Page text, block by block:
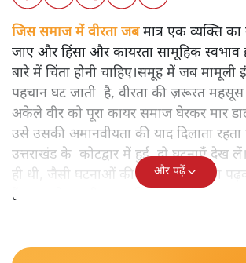
जिस समाज में वीरता जबमात्र एक व्यक्ति
जाए और हिंसा और कायरता सामूहिक
बारे में चिंता होनी चाहिए।समूह में जब मामूली
पहचान घट जाती है, वीरता की ज़रूरत
अकेले वीर को पूरा कायर समाज घेरकर मार
उसे उसकी अमानवीयता की याद दिलाता रहता
उत्तराखंड के कोटद्वार में हुई दो घटनाएँ देख
ही थी, जैसी घटनाओं की खबर हम रोज़ाना
हैं।भारत के तक़रीबन हर हिस्से से ऐसी खबर
और पढ़ें